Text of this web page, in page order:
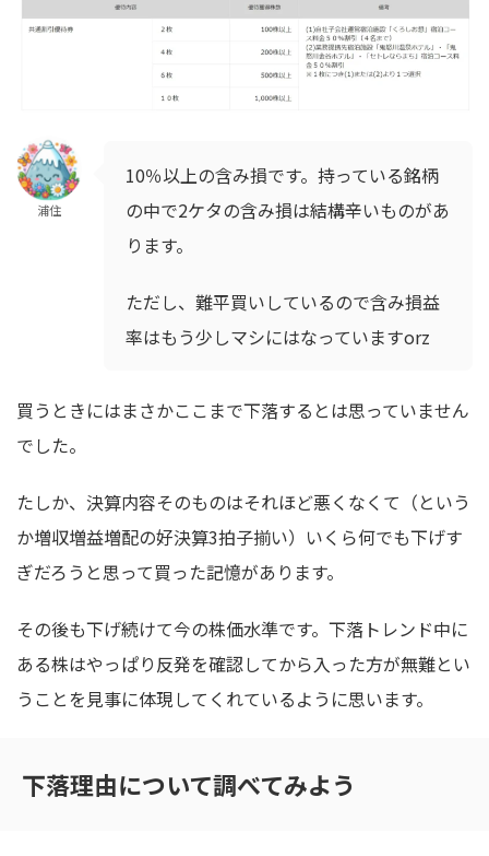
浦住
10％以上の含み損です。持っている銘柄
の中で2ケタの含み損は結構辛いものがあ
ります。
ただし、難平買いしているので含み損益
率はもう少しマシにはなっていますorz
買うときにはまさかここまで下落するとは思っていません
でした。
たしか、決算内容そのものはそれほど悪くなくて（という
か増収増益増配の好決算3拍子揃い）いくら何でも下げす
ぎだろうと思って買った記憶があります。
その後も下げ続けて今の株価水準です。下落トレンド中に
ある株はやっぱり反発を確認してから入った方が無難とい
うことを見事に体現してくれているように思います。
下落理由について調べてみよう